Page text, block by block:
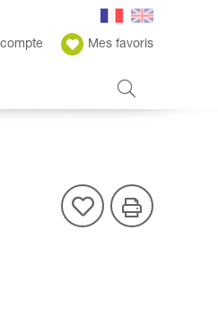
Mes favoris